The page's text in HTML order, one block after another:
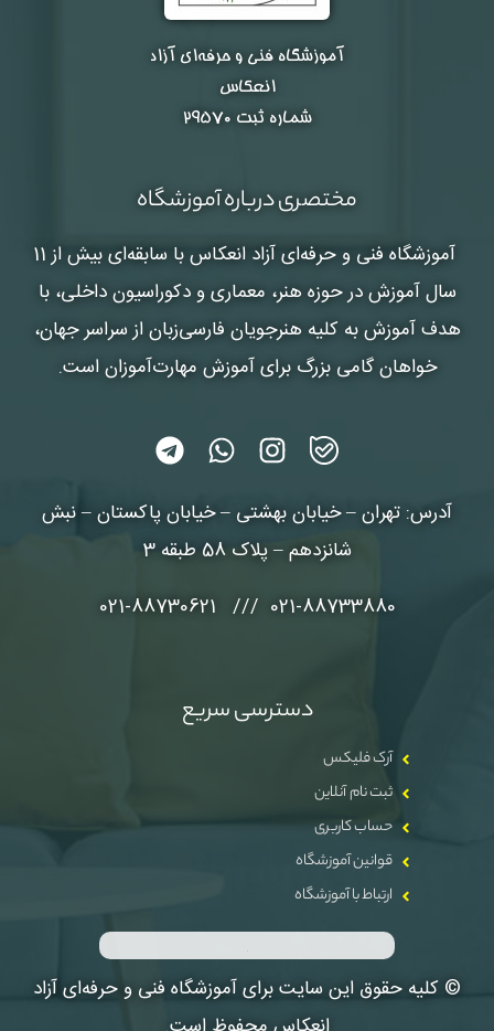
آموزشگاه فنی و حرفه‌ای آزاد
انعکاس
شماره ثبت ۲۹۵۷۰
مختصری درباره آموزشگاه
آموزشگاه فنی و حرفه‌ای آزاد انعکاس
با سابقه‌ای بیش از 11
سال آموزش در حوزه هنر، معماری و دکوراسیون داخلی، با
هدف آموزش به کلیه هنرجویان فارسی‌زبان از سراسر جهان،
خواهان گامی بزرگ برای آموزش مهارت‌آموزان است.
آدرس: تهران – خیابان بهشتی – خیابان پاکستان – نبش
شانزدهم – پلاک 58 طبقه 3
021-88733880 /// 021-88730621
دسترسی سریع
آرک فلیکس
ثبت نام آنلاین
حساب کاربری
قوانین آموزشگاه
ارتباط با آموزشگاه
© کلیه حقوق این سایت برای آموزشگاه فنی و حرفه‌ای آزاد